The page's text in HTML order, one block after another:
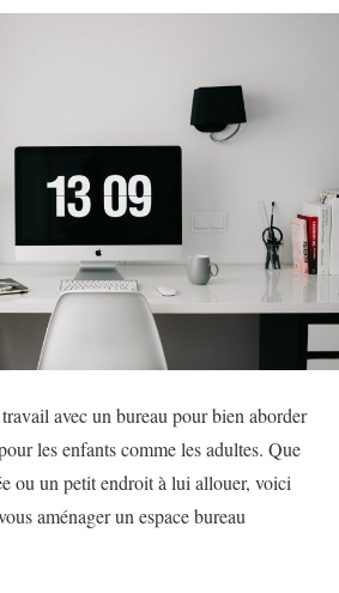
avec un bureau pour bien aborder
les enfants comme les adultes. Que
ou un petit endroit à lui allouer, voici
aménager un espace bureau